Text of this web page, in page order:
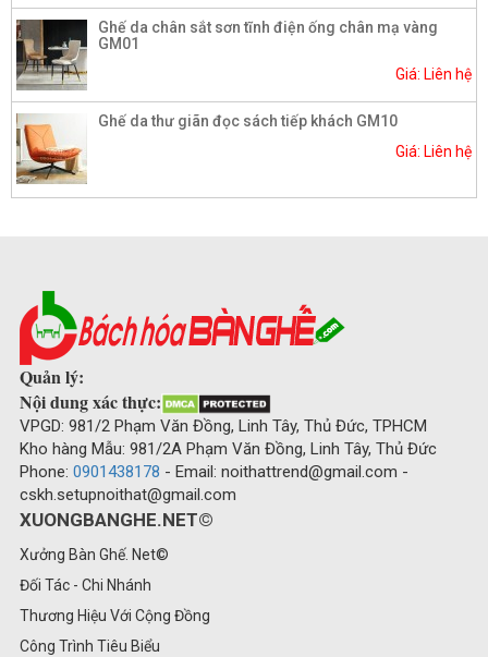
Ghế da chân sắt sơn tĩnh điện ống chân mạ vàng
GM01
Giá: Liên hệ
Ghế da thư giãn đọc sách tiếp khách GM10
Giá: Liên hệ
Quản lý:
Nội dung xác thực:
VPGD: 981/2 Phạm Văn Đồng, Linh Tây, Thủ Đức, TPHCM
Kho hàng Mẫu: 981/2A Phạm Văn Đồng, Linh Tây, Thủ Đức
Phone: 0901438178 - Email: noithattrend@gmail.com -
cskh.setupnoithat@gmail.com
XUONGBANGHE.NET©
Xưởng Bàn Ghế. Net©
Đối Tác - Chi Nhánh
Thương Hiệu Với Cộng Đồng
Công Trình Tiêu Biểu